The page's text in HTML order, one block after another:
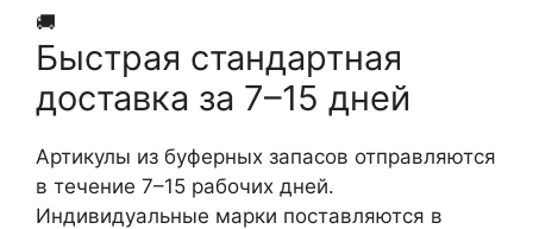
🚚
Быстрая стандартная
доставка за 7–15 дней
Артикулы из буферных запасов отправляются
в течение 7–15 рабочих дней.
Индивидуальные марки поставляются в